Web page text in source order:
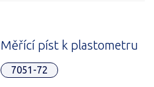
Měřící píst k plastometru
7051-72